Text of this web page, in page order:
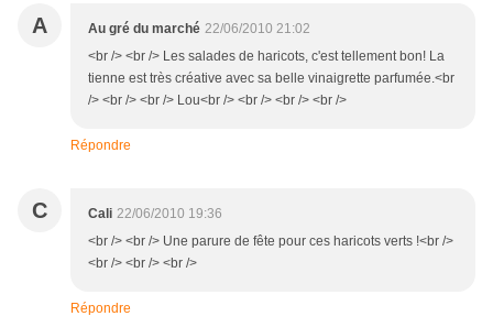
A Au gré du marché 22/06/2010 21:02
<br /> <br /> Les salades de haricots, c'est tellement bon! La
tienne est très créative avec sa belle vinaigrette parfumée.<br
/> <br /> <br /> Lou<br /> <br /> <br /> <br />
Répondre
C Cali 22/06/2010 19:36
<br /> <br /> Une parure de fête pour ces haricots verts !<br />
<br /> <br /> <br />
Répondre